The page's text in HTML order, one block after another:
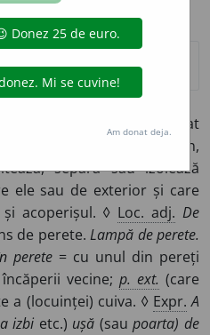
de construcție așezat
făcut din zidărie, din lemn,
separă sau izolează
ele sau de exterior și care
acoperișul. ◊ Loc. adj. De
de perete.Lampă de perete.
perete = cu unul din pereți
vecine; p. ext. (care
a (locuinței) cuiva. ◊ Expr. A
izbi etc.) ușă (saupoarta) de
Am donat deja.